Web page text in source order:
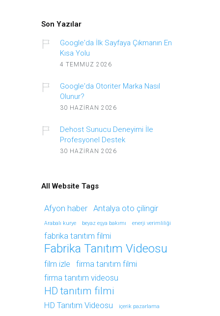
Son Yazılar
Google'da İlk Sayfaya Çıkmanın En
Kısa Yolu
4 TEMMUZ 2026
Google'da Otoriter Marka Nasıl
Olunur?
30 HAZIRAN 2026
Dehost Sunucu Deneyimi İle
Profesyonel Destek
30 HAZIRAN 2026
All Website Tags
Afyon haber Antalya oto çilingir
Arabalı kurye beyaz eşya bakımı enerji verimliliği
fabrika tanıtım filmi
Fabrika Tanıtım Videosu
film izle
firma tanıtım filmi
firma tanıtım videosu
HD tanıtım filmi
HD Tanıtım Videosu içerik pazarlama